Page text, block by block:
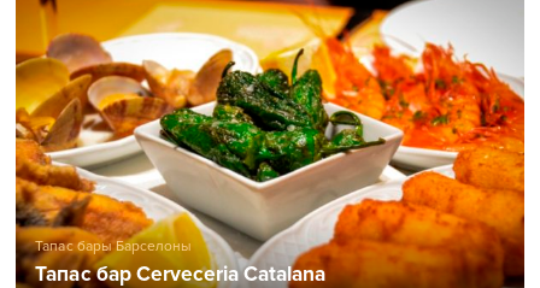
Тапас бары Барселоны
Тапас бар Cerveceria Catalana